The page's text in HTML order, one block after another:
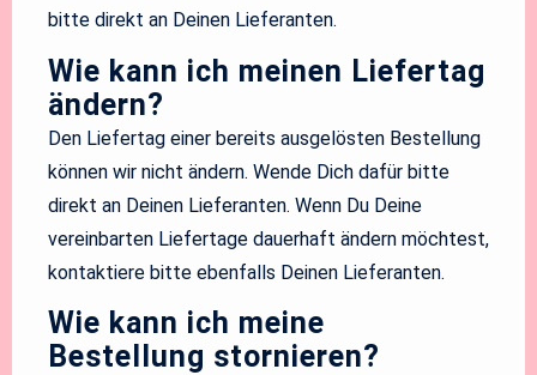
bitte direkt an Deinen Lieferanten.
Wie kann ich meinen Liefertag
ändern?
Den Liefertag einer bereits ausgelösten Bestellung
können wir nicht ändern. Wende Dich dafür bitte
direkt an Deinen Lieferanten. Wenn Du Deine
vereinbarten Liefertage dauerhaft ändern möchtest,
kontaktiere bitte ebenfalls Deinen Lieferanten.
Wie kann ich meine
Bestellung stornieren?